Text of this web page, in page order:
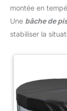
montée en
Une bâche de
stabiliser la